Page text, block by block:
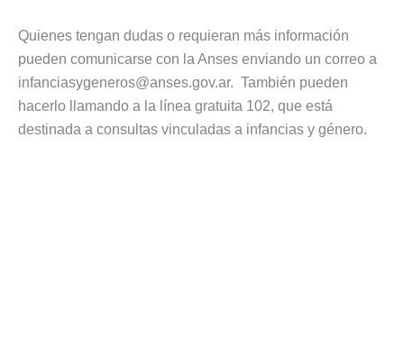
Quienes tengan dudas o requieran más información
pueden comunicarse con la Anses enviando un correo a
infanciasygeneros@anses.gov.ar. También pueden
hacerlo llamando a la línea gratuita 102, que está
destinada a consultas vinculadas a infancias y género.